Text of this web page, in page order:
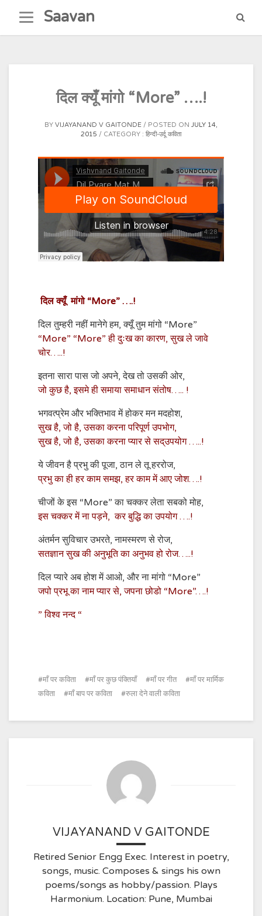
content
Saavan
दिल क्यूँ मांगो “More” ….!
BY VIJAYANAND V GAITONDE POSTED ON JULY 14,
2015
CATEGORY : हिन्दी-उर्दू कविता
दिल क्यूँ मांगो “More” ….!
दिल तुम्हरी नहीं मानेगे हम,क्यूँ तुम मांगो “More”
“More” “More”ही दुःख का कारण,सुख ले जावे
चोर…..!
इतना सारा पास जो अपने,देख तो उसकी ओर,
जो कुछ है,इसमे ही समाया समाधान संतोष….. !
भगवत्प्रेम और भक्तिभाव में होकर मन मदहोश,
सुख है,जो है,उसका करना परिपूर्ण उपभोग,
सुख है,जो है,उसका करना प्यार से सद्उपयोग…..!
ये जीवन है प्रभु की पूजा,ठान ले तू हररोज,
प्रभु का ही हर काम समझ,हर काम में आए जोश….!
चीजों के इस “More”का चक्कर लेता सबको मोह,
इस चक्कर में ना पड़ने,कर बुद्धि का उपयोग….!
अंतर्मन सुविचार उभरते,नामस्मरण से रोज,
सतज्ञान सुख की अनुभूति का अनुभव हो रोज…..!
दिल प्यारे अब होश में आओ, और ना मांगो “More”
जपो प्रभू का नाम प्यार से,जपना छोडो “More”….!
”विश्व नन्द “
माँ पर कविता माँ पर कुछ पंक्तियाँ माँ पर गीत
माँ पर मार्मिक
कविता
माँ बाप पर कविता रुला देने वाली कविता
VIJAYANAND V GAITONDE
Retired Senior Engg Exec. Interest in poetry,
songs, music. Composes & sings his own
poems/songs as hobby/passion. Plays
Harmonium. Location: Pune, Mumbai